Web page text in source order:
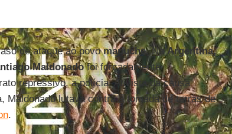
de ataque ao povomapuche.NaArgentina,
Maldonadofoi forçadamente
repressivo, a polícia. Ativista da causa
Maldonado lutava contra a tomada de terras de
.